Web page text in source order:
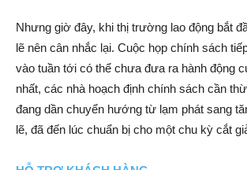
Nhưng giờ đây, khi thị trường lao động bắt
lẽ nên cân nhắc lại. Cuộc họp chính sách
vào tuần tới có thể chưa đưa ra hành động
nhất, các nhà hoạch định chính sách cần
đang dần chuyển hướng từ lạm phát sang
lẽ, đã đến lúc chuẩn bị cho một chu kỳ cắt